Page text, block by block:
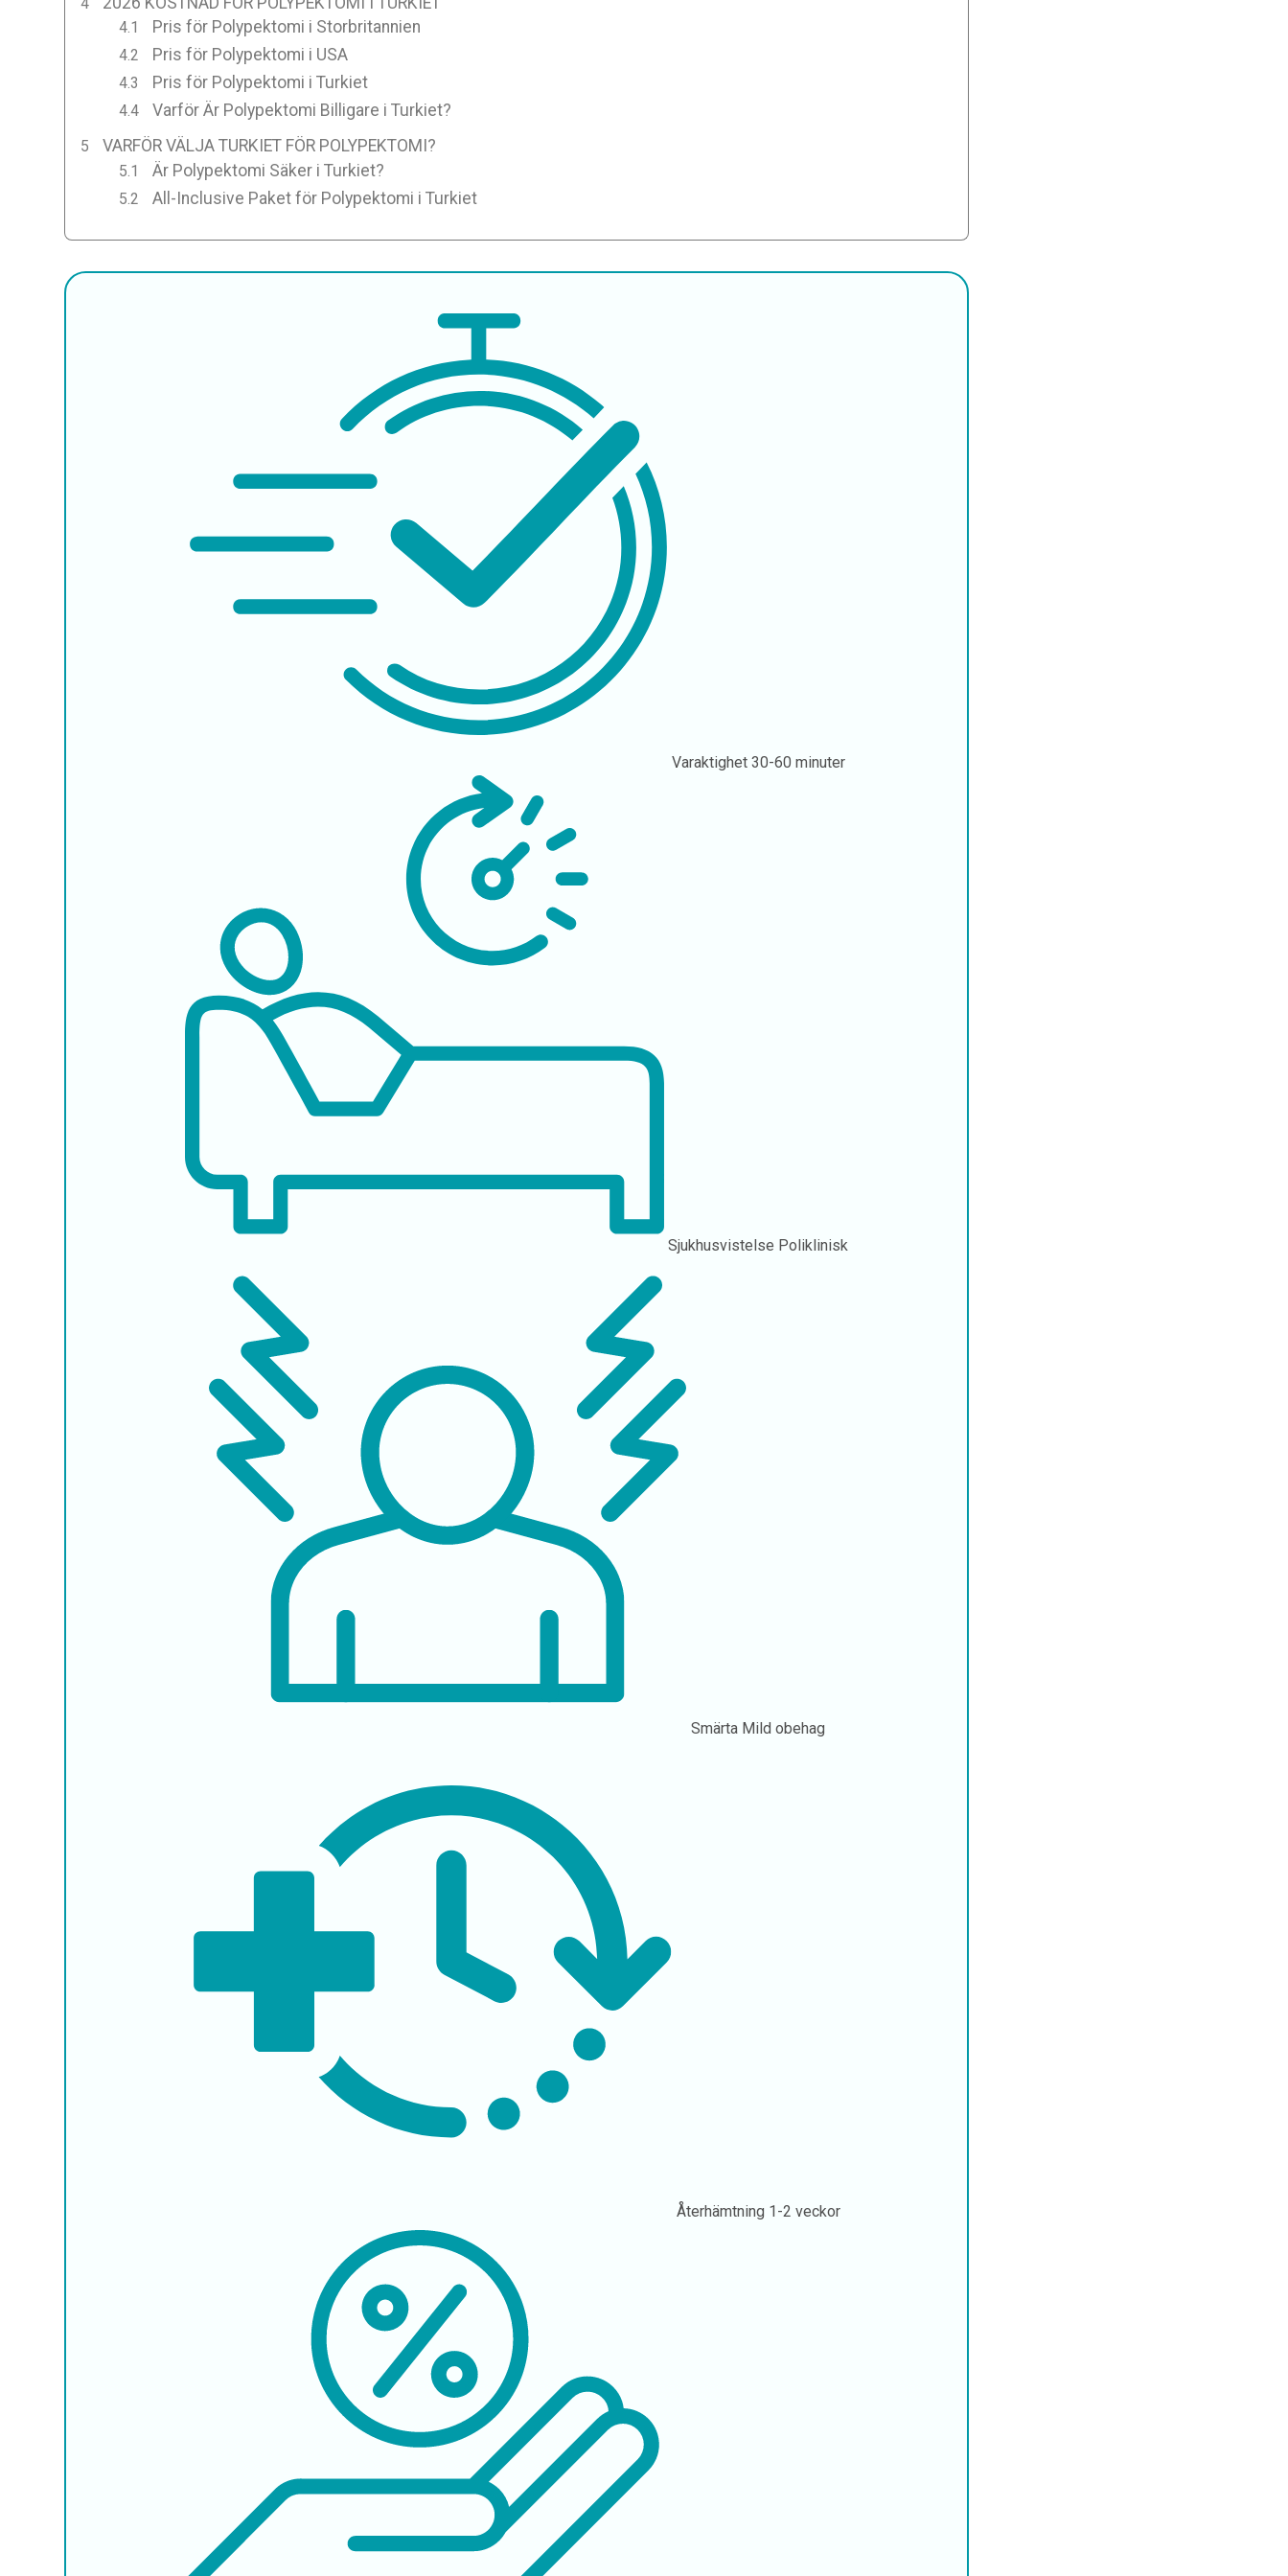
Pris för Polypektomi i Storbritannien
Pris för Polypektomi i USA
Pris för Polypektomi i Turkiet
Varför Är Polypektomi Billigare i Turkiet?
VARFÖR VÄLJA TURKIET FÖR POLYPEKTOMI?
Är Polypektomi Säker i Turkiet?
All-Inclusive Paket för Polypektomi i Turkiet
Varaktighet 30-60 minuter
Sjukhusvistelse Poliklinisk
Smärta Mild obehag
Återhämtning 1-2 veckor